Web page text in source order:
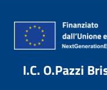
I.C. O.Pazzi